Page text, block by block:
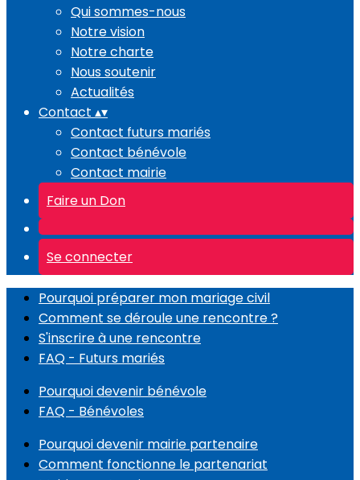
Qui sommes-nous
Notre vision
Notre charte
Nous soutenir
Actualités
Contact ▴▾
Contact futurs mariés
Contact bénévole
Contact mairie
Faire un Don
Se connecter
Pourquoi préparer mon mariage civil
Comment se déroule une rencontre ?
S'inscrire à une rencontre
FAQ - Futurs mariés
Pourquoi devenir bénévole
FAQ - Bénévoles
Pourquoi devenir mairie partenaire
Comment fonctionne le partenariat